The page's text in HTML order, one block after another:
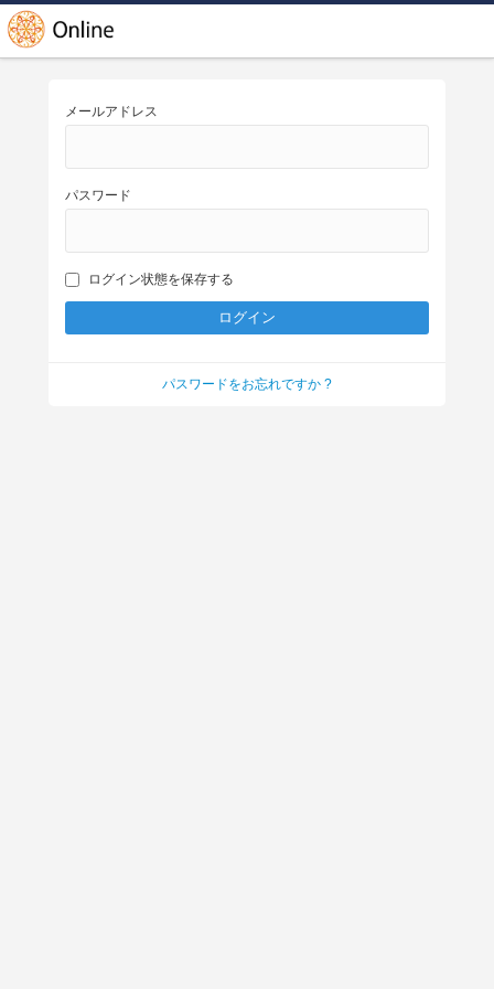
メールアドレス
パスワード
ログイン状態を保存する
パスワードをお忘れですか ?